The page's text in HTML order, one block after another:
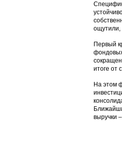
ощутили,
Первый
итоге от
На этом
выручки